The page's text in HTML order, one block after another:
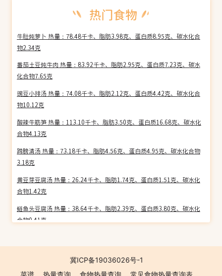
牛肚炖萝卜 热量：78.48千卡、脂肪3.98克、蛋白质8.95克、碳水化合
物2.34克
番茄土豆炖牛肉 热量：83.92千卡、脂肪2.95克、蛋白质7.23克、碳水
化合物7.65克
豌豆小排汤 热量：74.08千卡、脂肪2.12克、蛋白质4.42克、碳水化合
物10.12克
酸辣牛筋笋 热量：113.10千卡、脂肪3.50克、蛋白质16.68克、碳水化
合物4.13克
蹄膀清汤 热量：73.18千卡、脂肪4.56克、蛋白质4.95克、碳水化合物
3.18克
黄豆芽豆腐汤 热量：26.24千卡、脂肪1.74克、蛋白质1.51克、碳水化
合物1.42克
鲢鱼头豆腐汤 热量：38.64千卡、脂肪2.39克、蛋白质3.80克、碳水化
合物0.41克
合物2.10克
丝瓜豆腐猪脚汤 热量：77.70千卡、脂肪5.42克、蛋白质6.70克、碳水
冀ICP备19036026号-1